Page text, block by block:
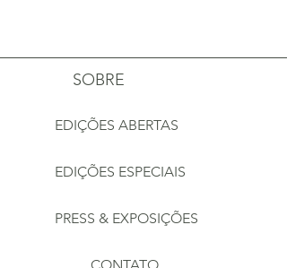
EDIÇÕES ABERTAS
PRESS & EXPOSIÇÕES
SOBRE
EDIÇÕES ESPECIAIS